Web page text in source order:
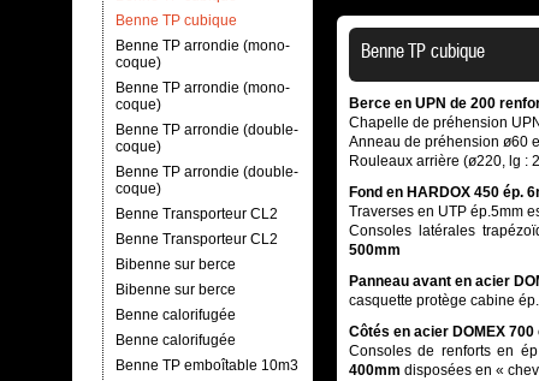
Benne TP cubique
Benne TP arrondie (mono-
coque)
Benne TP arrondie (mono-
coque)
Benne TP arrondie (double-
coque)
Benne TP arrondie (double-
coque)
Benne Transporteur CL2
Benne Transporteur CL2
Bibenne sur berce
Bibenne sur berce
Benne calorifugée
Benne calorifugée
Benne TP emboîtable 10m3
Benne TP cubique
Berce en UPN de 200
Chapelle de préhension
Anneau de préhension ø60
Rouleaux arrière (ø220, lg :
Fond en HARDOX 450 ép.
Traverses en UTP ép.5mm
Consoles latérales
500mm
Panneau avant en acier
casquette protège cabine
Côtés en acier DOMEX 700
Consoles de renforts en
400mm disposées en «